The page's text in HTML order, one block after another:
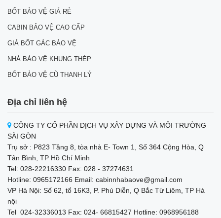
BỐT BẢO VỆ GIÁ RẺ
CABIN BẢO VỆ CAO CẤP
GIÁ BỐT GÁC BẢO VỆ
NHÀ BẢO VỆ KHUNG THÉP
BỐT BẢO VỆ CŨ THANH LÝ
Địa chỉ liên hệ
CÔNG TY CỔ PHẦN DỊCH VỤ XÂY DỰNG VÀ MÔI TRƯỜNG
SÀI GÒN
Trụ sở : P823 Tầng 8, tòa nhà E- Town 1, Số 364 Cộng Hòa, Q
Tân Bình, TP Hồ Chí Minh
Tel: 028-22216330 Fax: 028 - 37274631
Hotline: 0965172166 Email: cabinnhabaove@gmail.com
VP Hà Nội: Số 62, tổ 16K3, P. Phú Diễn, Q Bắc Từ Liêm, TP Hà
nội
Tel 024-32336013 Fax: 024- 66815427 Hotline: 0968956188